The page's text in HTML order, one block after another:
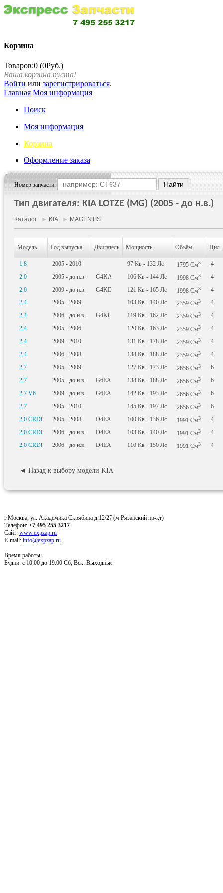
Корзина
Товаров:0 (0Руб.)
Ваша корзина пуста!
Войти или зарегистрироваться.
Главная Моя информация
Поиск
Моя информация
Корзина
Оформление заказа
Номер запчасти:
Тип двигателя: KIA LOTZE (MG) (2005 - до н.в.)
Каталог ► KIA► MAGENTIS
Модель Год выпуска Двигатель Мощность Объём Цил.
1.8 2005 - 2010 97 Кв - 132 Лс 1795 См3
4
2.0
2005 - до н.в. G4KA 106 Кв - 144 Лс 1998 См3
4
2.0
2009 - до н.в. G4KD 121 Кв - 165 Лс 1998 См3
4
2.4
2005 - 2009 103 Кв - 140 Лс 2359 См3
4
2.4
2006 - до н.в. G4KC 119 Кв - 162 Лс 2359 См3
4
2.4
2005 - 2006 120 Кв - 163 Лс 2359 См3
4
2.4
2009 - 2010 131 Кв - 178 Лс 2359 См3
4
2.4
2006 - 2008 138 Кв - 188 Лс 2359 См3
4
2.7
2005 - 2009 127 Кв - 173 Лс 2656 См3
6
2.7
2005 - до н.в. G6EA 138 Кв - 188 Лс 2656 См3
6
2.7 V6
2009 - до н.в. G6EA 142 Кв - 193 Лс 2656 См3
6
2.7
2005 - 2010 145 Кв - 197 Лс 2656 См3
6
2.0 CRDi
2005 - 2008 D4EA 100 Кв - 136 Лс 1991 См3
4
2.0 CRDi
2006 - до н.в. D4EA 103 Кв - 140 Лс 1991 См3
4
2.0 CRDi
2006 - до н.в. D4EA 110 Кв - 150 Лс 1991 См3 4
◄ Назад к выбору модели KIA
г.Москва, ул. Академика Скрябина д.12/27 (м.Рязанский пр-кт)
Телефон: +7 495 255 3217
Сайт: www.expzap.ru
E-mail: info@expzap.ru
Время работы:
Будни: c 10:00 до 19:00 Сб, Вск: Выходные.